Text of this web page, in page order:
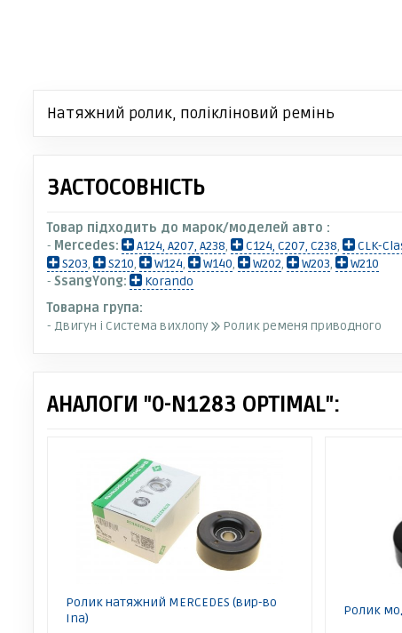
Натяжний ролик, полікліновий ремінь
ЗАСТОСОВНІСТЬ
Товар підходить до марок/моделей авто :
- Mercedes: A124, A207, A238, C124, C207, C238, CLK-
S203, S210, W124, W140, W202, W203,
W210
- SsangYong:
Korando
Товарна група:
- Двигун і Система вихлопу
Ролик ременя приводного
АНАЛОГИ "0-N1283 OPTIMAL":
Ролик натяжний MERCEDES (вир-во
Ina)
Ролик